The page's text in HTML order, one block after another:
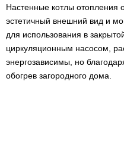
Настенные котлы
эстетичный внешний вид и
для использования в
циркуляционным насосом,
энергозависимы, но
обогрев загородного дома.